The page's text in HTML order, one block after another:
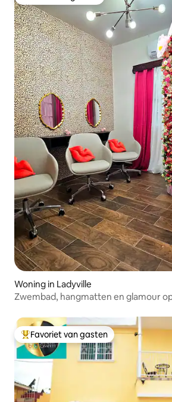
Woning in Ladyville
Zwembad, hangmatten en glamour
Topfavoriet van gasten
Favoriet van gasten